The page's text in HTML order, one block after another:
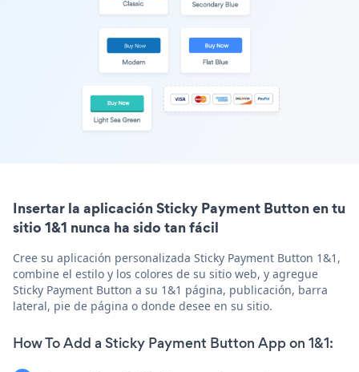
Insertar la aplicación Sticky Payment Button en tu
sitio 1&1 nunca ha sido tan fácil
Cree su aplicación personalizada Sticky Payment Button 1&1,
combine el estilo y los colores de su sitio web, y agregue
Sticky Payment Button a su 1&1 página, publicación, barra
lateral, pie de página o donde desee en su sitio.
How To Add a Sticky Payment Button App on 1&1: